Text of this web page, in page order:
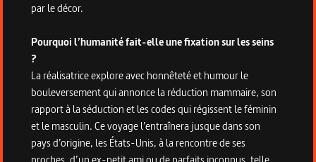
par le décor.
Pourquoi l’humanité fait-elle une fixation sur les seins
?
La réalisatrice explore avec honnêteté et humour le
bouleversement qui annonce la réduction mammaire, son
rapport à la séduction et les codes qui régissent le féminin
et le masculin. Ce voyage l’entraînera jusque dans son
pays d’origine, les États-Unis, à la rencontre de ses